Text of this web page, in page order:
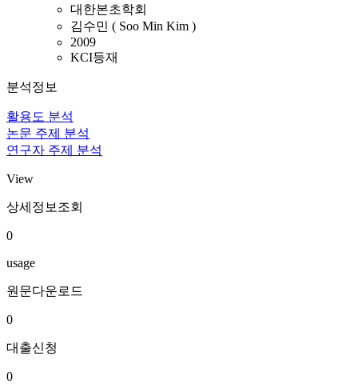
대한본초학회
김수민 ( Soo Min Kim )
2009
KCI등재
분석정보
활용도 분석
논문 주제 분석
연구자 주제 분석
View
상세정보조회
0
usage
원문다운로드
0
대출신청
0